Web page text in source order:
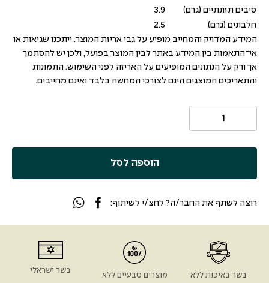
סיבים תזונתיים (גרם)
3.9
חלבונים (גרם)
2.5
המידע המדויק והמחייב מופיע על גבי אריזת המוצר. ייתכנו שגיאות או
אי־התאמות בין המידע באתר לבין המוצר בפועל, ולכן יש להסתמך
אך ורק על הנתונים המופיעים על האריזה לפני השימוש. התמונות
והתאריכים המוצגים הינם לצורכי המחשה בלבד ואינם מחייבים.
הוספה לסל
רוצה לשתף את החבר/ה? לחצ/י לשיתוף:
בשר באיכות ללא מוצרים טבעיים ללא
בשר ישראלי